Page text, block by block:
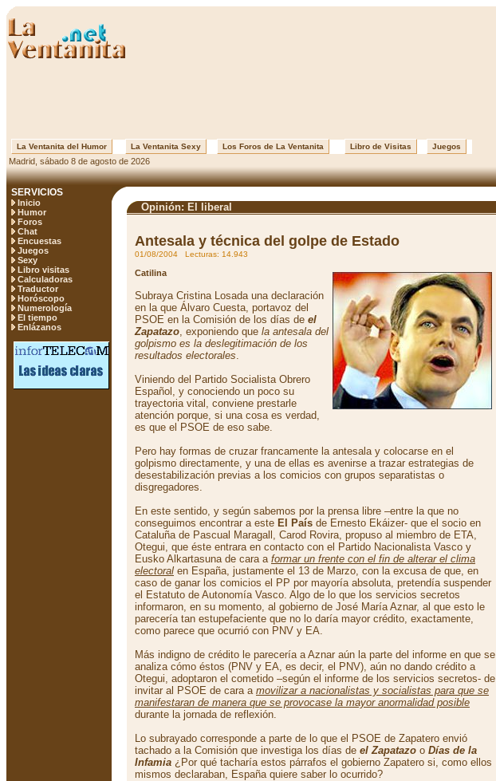
La Ventanita del Humor La Ventanita Sexy Los Foros de La Ventanita Libro de Visitas Juegos
Madrid, sábado 8 de agosto de 2026
SERVICIOS
Inicio
Humor
Foros
Chat
Encuestas
Juegos
Sexy
Libro visitas
Calculadoras
Traductor
Horóscopo
Numerología
El tiempo
Enlázanos
Opinión: El liberal
Antesala y técnica del golpe de Estado
01/08/2004 Lecturas: 14.943
Catilina
Subraya Cristina Losada una declaración
en la que Álvaro Cuesta, portavoz del
PSOE en la Comisión de los días de el
Zapatazo, exponiendo que la antesala del
golpismo es la deslegitimación de los
resultados electorales.
Viniendo del Partido Socialista Obrero
Español, y conociendo un poco su
trayectoria vital, conviene prestarle
atención porque, si una cosa es verdad,
es que el PSOE de eso sabe.
Pero hay formas de cruzar francamente la antesala y colocarse en el
golpismo directamente, y una de ellas es avenirse a trazar estrategias de
desestabilización previas a los comicios con grupos separatistas o
disgregadores.
En este sentido, y según sabemos por la prensa libre –entre la que no
conseguimos encontrar a este El País de Ernesto Ekáizer- que el socio en
Cataluña de Pascual Maragall, Carod Rovira, propuso al miembro de ETA,
Otegui, que éste entrara en contacto con el Partido Nacionalista Vasco y
Eusko Alkartasuna de cara a formar un frente con el fin de alterar el clima
electoral en España, justamente el 13 de Marzo, con la excusa de que, en
caso de ganar los comicios el PP por mayoría absoluta, pretendía suspender
el Estatuto de Autonomía Vasco. Algo de lo que los servicios secretos
informaron, en su momento, al gobierno de José María Aznar, al que esto le
parecería tan estupefaciente que no lo daría mayor crédito, exactamente,
como parece que ocurrió con PNV y EA.
Más indigno de crédito le parecería a Aznar aún la parte del informe en que se
analiza cómo éstos (PNV y EA, es decir, el PNV), aún no dando crédito a
Otegui, adoptaron el cometido –según el informe de los servicios secretos- de
invitar al PSOE de cara a movilizar a nacionalistas y socialistas para que se
manifestaran de manera que se provocase la mayor anormalidad posible
durante la jornada de reflexión.
Lo subrayado corresponde a parte de lo que el PSOE de Zapatero envió
tachado a la Comisión que investiga los días de el Zapatazo o Días de la
Infamia ¿Por qué tacharía estos párrafos el gobierno Zapatero si, como ellos
mismos declaraban, España quiere saber lo ocurrido?